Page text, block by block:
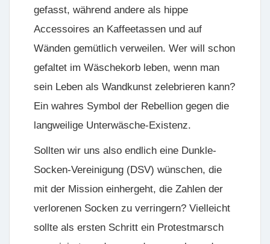
gefasst, während andere als hippe
Accessoires an Kaffeetassen und auf
Wänden gemütlich verweilen. Wer will schon
gefaltet im Wäschekorb leben, wenn man
sein Leben als Wandkunst zelebrieren kann?
Ein wahres Symbol der Rebellion gegen die
langweilige Unterwäsche-Existenz.
Sollten wir uns also endlich eine Dunkle-
Socken-Vereinigung (DSV) wünschen, die
mit der Mission einhergeht, die Zahlen der
verlorenen Socken zu verringern? Vielleicht
sollte als ersten Schritt ein Protestmarsch